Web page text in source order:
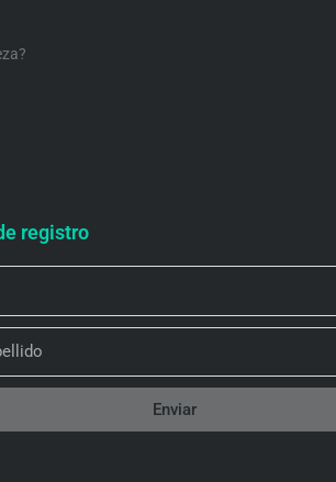
registro
Enviar